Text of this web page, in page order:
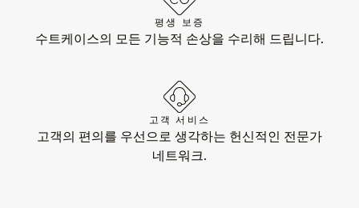
평생 보증
수트케이스의 모든 기능적 손상을 수리해 드립니다.
고객 서비스
고객의 편의를 우선으로 생각하는 헌신적인 전문가
네트워크.